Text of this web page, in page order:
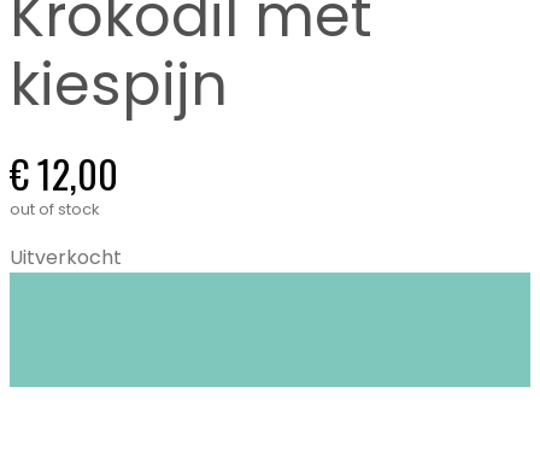
Krokodil met
kiespijn
€12,00
out of stock
Uitverkocht